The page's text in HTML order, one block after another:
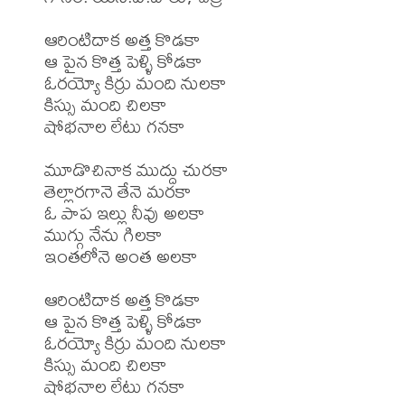
ఆరింటిదాక అత్త కొడకా
ఆ పైన కొత్త పెళ్ళి కోడకా
ఓరయ్యో కిర్రు మంది నులకా
కిస్సు మంది చిలకా
షోభనాల లేటు గనకా
మూడొచినాక ముద్దు చురకా
తెల్లారగానె తేనె మరకా
ఓ పాప ఇల్లు నీవు అలకా
ముగ్గు నేను గిలకా
ఇంతలోనె అంత అలకా
ఆరింటిదాక అత్త కొడకా
ఆ పైన కొత్త పెళ్ళి కోడకా
ఓరయ్యో కిర్రు మంది నులకా
కిస్సు మంది చిలకా
షోభనాల లేటు గనకా